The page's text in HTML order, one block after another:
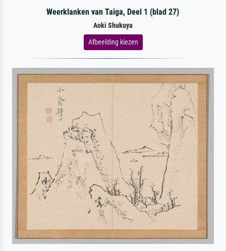
Weerklanken van Taiga, Deel 1 (blad 27)
Aoki Shukuya
Afbeelding kiezen